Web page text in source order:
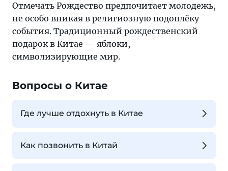
Отмечать Рождество предпочитает молодежь,
не особо вникая в религиозную подоплёку
события. Традиционный рождественский
подарок в Китае — яблоки,
символизирующие мир.
Вопросы о Китае
Где лучше отдохнуть в Китае
Как позвонить в Китай